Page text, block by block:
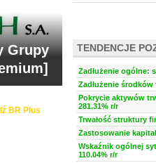
TENDENCJE
Zadłużenie ogólne:
Zadłużenie środków
Pokrycie aktywów
281.31% r/r
Trwałość struktury
Zastosowanie
Wskaźnik ogólnej
110.04% r/r
Grupy
BR Plus